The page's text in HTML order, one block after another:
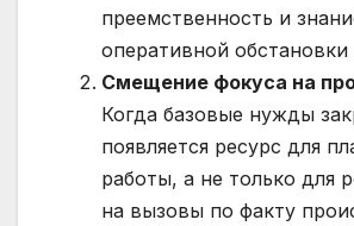
преемственность и
оперативной обстановки
Смещение фокуса на
Когда базовые нужды
появляется ресурс для
работы, а не только для
на вызовы по факту